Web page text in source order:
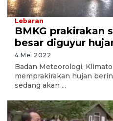
Lebaran
BMKG prakirakan
besar diguyur
4 Mei 2022
Badan Meteorologi,
memprakirakan hujan
sedang akan ...